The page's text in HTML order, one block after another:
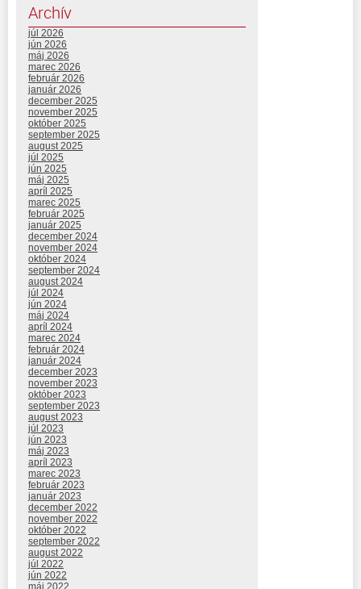
Archív
júl 2026
jún 2026
máj 2026
marec 2026
február 2026
január 2026
december 2025
november 2025
október 2025
september 2025
august 2025
júl 2025
jún 2025
máj 2025
apríl 2025
marec 2025
február 2025
január 2025
december 2024
november 2024
október 2024
september 2024
august 2024
júl 2024
jún 2024
máj 2024
apríl 2024
marec 2024
február 2024
január 2024
december 2023
november 2023
október 2023
september 2023
august 2023
júl 2023
jún 2023
máj 2023
apríl 2023
marec 2023
február 2023
január 2023
december 2022
november 2022
október 2022
september 2022
august 2022
júl 2022
jún 2022
máj 2022